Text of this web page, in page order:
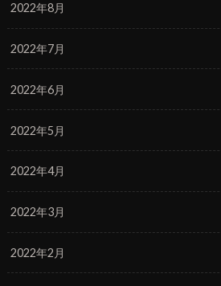
2022年8月
2022年7月
2022年6月
2022年5月
2022年4月
2022年3月
2022年2月